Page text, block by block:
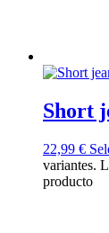
Short
22,99 €
variantes.
producto